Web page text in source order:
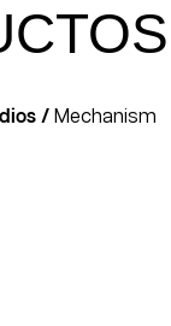
/ Mechanism